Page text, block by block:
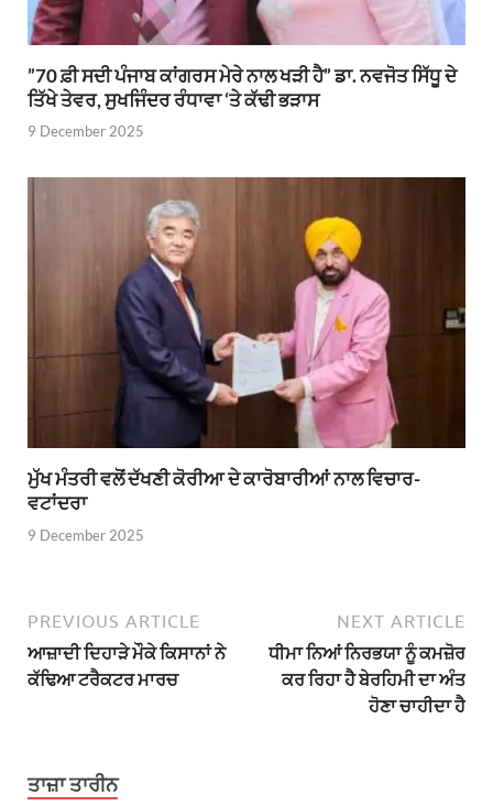
”70 ਫ਼ੀ ਸਦੀ ਪੰਜਾਬ ਕਾਂਗਰਸ ਮੇਰੇ ਨਾਲ ਖੜੀ ਹੈ” ਡਾ. ਨਵਜੋਤ ਸਿੱਧੂ ਦੇ
ਤਿੱਖੇ ਤੇਵਰ, ਸੁਖਜਿੰਦਰ ਰੰਧਾਵਾ ‘ਤੇ ਕੱਢੀ ਭੜਾਸ
9 December 2025
ਮੁੱਖ ਮੰਤਰੀ ਵਲੋਂ ਦੱਖਣੀ ਕੋਰੀਆ ਦੇ ਕਾਰੋਬਾਰੀਆਂ ਨਾਲ ਵਿਚਾਰ-
ਵਟਾਂਦਰਾ
9 December 2025
PREVIOUS ARTICLE
ਆਜ਼ਾਦੀ ਦਿਹਾੜੇ ਮੌਕੇ ਕਿਸਾਨਾਂ ਨੇ
ਕੱਢਿਆ ਟਰੈਕਟਰ ਮਾਰਚ
NEXT ARTICLE
ਧੀਮਾ ਨਿਆਂ ਨਿਰਭਯਾ ਨੂੰ ਕਮਜ਼ੋਰ
ਕਰ ਰਿਹਾ ਹੈ ਬੇਰਹਿਮੀ ਦਾ ਅੰਤ
ਹੋਣਾ ਚਾਹੀਦਾ ਹੈ
ਤਾਜ਼ਾ ਤਾਰੀਨ